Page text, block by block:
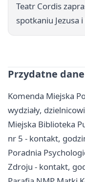
Teatr Cordis
spotkaniu Jezusa
Przydatne
Komenda Miejska
wydziały, dzielnicowi
Miejska Biblioteka
nr 5 - kontakt,
Poradnia
Zdroju - kontakt,